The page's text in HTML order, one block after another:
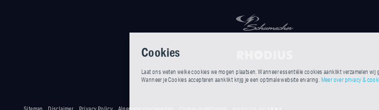
Cookies
Laat ons weten welke cookies we mogen plaatsen. Wanneer essentiële cookies aanklikt verzamelen
Wanneer je Cookies accepteren aanklikt krijg je een optimale website ervaring. Meer over privacy &